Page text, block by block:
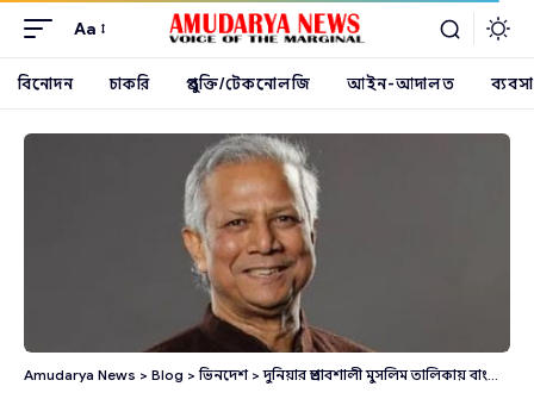
Aa
বিনোদন চাকরি প্রযুক্তি/টেকনোলজি আইন-আদালত ব্যবসা
Amudarya News > Blog >ভিনদেশ>দুনিয়ার প্রভাবশালী মুসলিম তালিকায় বাংলাদেশের ৫